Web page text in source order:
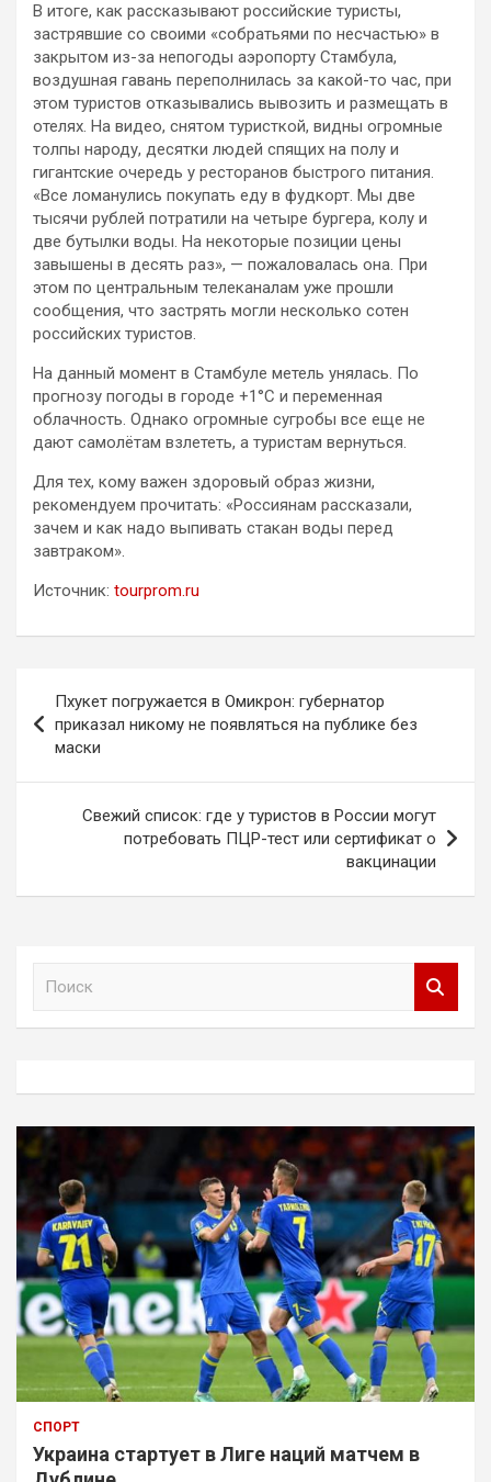
В итоге, как рассказывают российские туристы,
застрявшие со своими «собратьями по несчастью» в
закрытом из-за непогоды аэропорту Стамбула,
воздушная гавань переполнилась за какой-то час, при
этом туристов отказывались вывозить и размещать в
отелях. На видео, снятом туристкой, видны огромные
толпы народу, десятки людей спящих на полу и
гигантские очередь у ресторанов быстрого питания.
«Все ломанулись покупать еду в фудкорт. Мы две
тысячи рублей потратили на четыре бургера, колу и
две бутылки воды. На некоторые позиции цены
завышены в десять раз», — пожаловалась она. При
этом по центральным телеканалам уже прошли
сообщения, что застрять могли несколько сотен
российских туристов.
На данный момент в Стамбуле метель унялась. По
прогнозу погоды в городе +1°C и переменная
облачность. Однако огромные сугробы все еще не
дают самолётам взлететь, а туристам вернуться.
Для тех, кому важен здоровый образ жизни,
рекомендуем прочитать: «Россиянам рассказали,
зачем и как надо выпивать стакан воды перед
завтраком».
Источник: tourprom.ru
по
записям
Пхукет погружается в Омикрон: губернатор
приказал никому не появляться на публике без
маски
Свежий список: где у туристов в России могут
потребовать ПЦР-тест или сертификат о
вакцинации
СПОРТ
Украина стартует в Лиге наций матчем в